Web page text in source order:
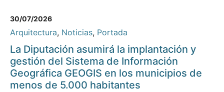
30/07/2026
Arquitectura, Noticias, Portada
La Diputación asumirá la implantación y
gestión del Sistema de Información
Geográfica GEOGIS en los municipios de
menos de 5.000 habitantes